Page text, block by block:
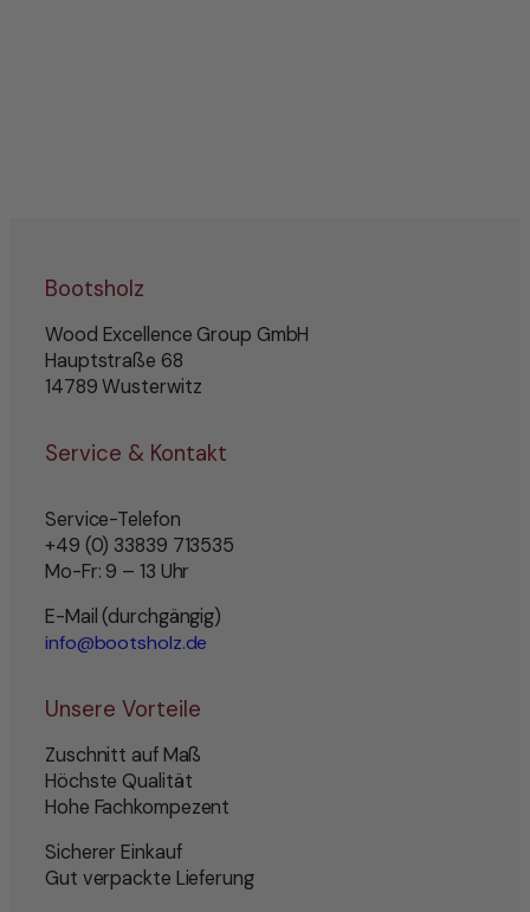
Bootsholz
Wood Excellence Group GmbH
Hauptstraße 68
14789 Wusterwitz
Service & Kontakt
Service-Telefon
+49 (0) 33839 713535
Mo-Fr: 9 – 13 Uhr
E-Mail (durchgängig)
info@bootsholz.de
Unsere Vorteile
Zuschnitt auf Maß
Höchste Qualität
Hohe Fachkompezent
Sicherer Einkauf
Gut verpackte Lieferung